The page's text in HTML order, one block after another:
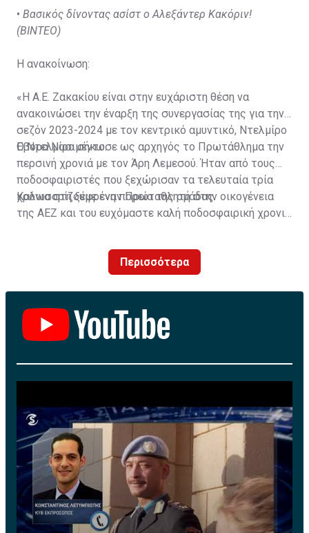
• Βασικός δίνοντας ασίστ ο Αλεξάντερ Κακόριν!
(ΒΙΝΤΕΟ)
Η ανακοίνωση:
«Η Α.Ε. Ζακακίου είναι στην ευχάριστη θέση να
ανακοινώσει την έναρξη της συνεργασίας της για την
σεζόν 2023-2024 με τον κεντρικό αμυντικό, Ντελμίρο
Έβορα Νασιμέντο.
Ο Ντελμίρο σήκωσε ως αρχηγός το Πρωτάθλημα την
περσινή χρονιά με τον Άρη Λεμεσού. Ήταν από τους
ποδοσφαιριστές που ξεχώρισαν τα τελευταία τρία
χρόνια στη ξέφρενη πορεία της ομάδας.
Καλωσορίζουμε έναν Πρωταθλητή στην οικογένεια
της ΑΕΖ και του ευχόμαστε καλή ποδοσφαιρική χρονιά
Περισσότερα